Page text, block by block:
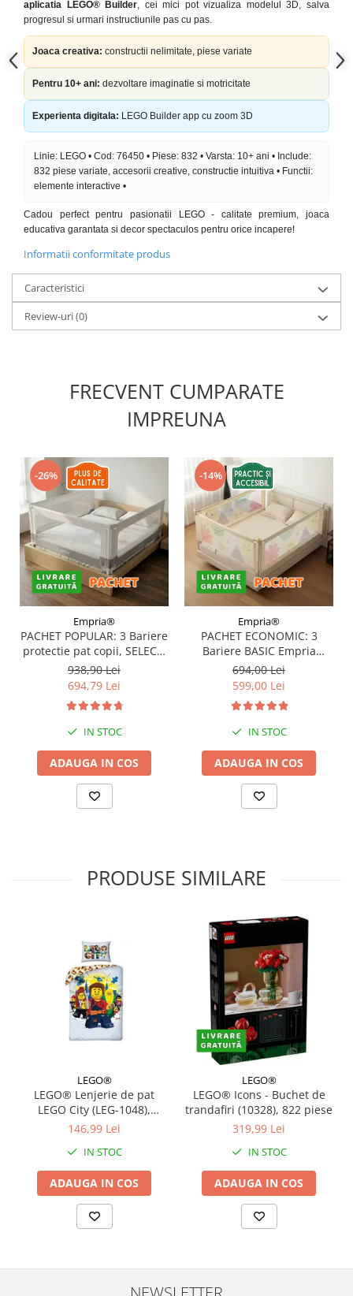
aplicatia LEGO® Builder, cei mici pot vizualiza modelul 3D, salva
progresul si urmari instructiunile pas cu pas.
Joaca creativa: constructii nelimitate, piese variate
Pentru 10+ ani: dezvoltare imaginatie si motricitate
Experienta digitala: LEGO Builder app cu zoom 3D
Linie: LEGO • Cod: 76450 • Piese: 832 • Varsta: 10+ ani • Include:
832 piese variate, accesorii creative, constructie intuitiva • Functii:
elemente interactive •
Cadou perfect pentru pasionatii LEGO - calitate premium, joaca
educativa garantata si decor spectaculos pentru orice incapere!
Informatii conformitate produs
Caracteristici
Review-uri(0)
FRECVENT CUMPARATE
IMPREUNA
-26%
Empria®
PACHET POPULAR: 3 Bariere
protectie pat copii, SELECT,
160x200 cm
938,90 Lei
694,79 Lei
IN STOC
ADAUGA IN COS
-14%
Empria®
PACHET ECONOMIC: 3
Bariere BASIC Empria
protectie pat 160X200 cm +
bara stabilizatoare
694,00 Lei
599,00 Lei
IN STOC
ADAUGA IN COS
PRODUSE SIMILARE
LEGO®
LEGO® Lenjerie de pat
LEGO City (LEG-1048),
140x200 cm
146,99 Lei
IN STOC
ADAUGA IN COS
LEGO®
LEGO® Icons - Buchet de
trandafiri (10328), 822 piese
319,99 Lei
IN STOC
ADAUGA IN COS